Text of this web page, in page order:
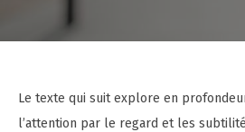
Le texte qui suit explore en
l’attention par le regard et les